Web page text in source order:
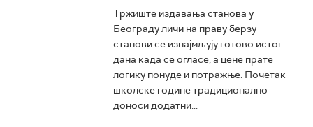
Тржиште издавања станова у
Београду личи на праву берзу –
станови се изнајмљују готово истог
дана када се огласе, а цене прате
логику понуде и потражње. Почетак
школске године традиционално
доноси додатни...